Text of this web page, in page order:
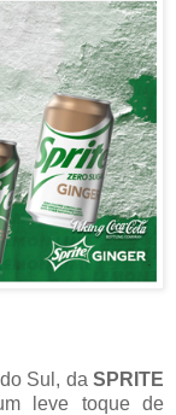
do Sul, daSPRITE
leve toque de